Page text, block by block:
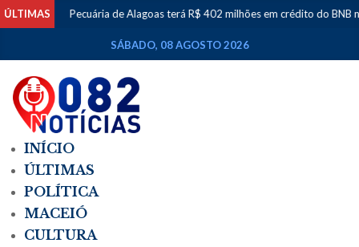
ÚLTIMAS Pecuária de Alagoas terá R$ 402 milhões em crédito do BNB no
SÁBADO, 08 AGOSTO 2026
INÍCIO
ÚLTIMAS
POLÍTICA
MACEIÓ
CULTURA